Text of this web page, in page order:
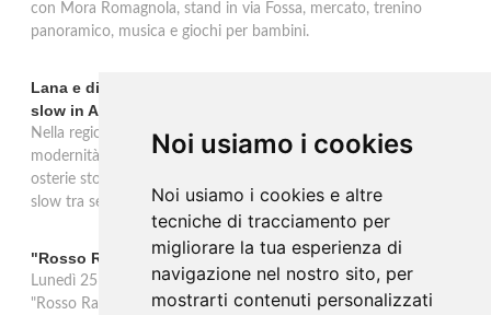
Noi usiamo i cookies
Noi usiamo i cookies e altre
tecniche di tracciamento per
migliorare la tua esperienza di
navigazione nel nostro sito, per
mostrarti contenuti personalizzati
con Mora Romagnola, stand in via Fossa, mercato, trenino
panoramico, musica e giochi per bambini.
Lana e dintorni: Törggelen, vini d'eccellenza e vacanze
slow in Alto Adige
Nella regione di Lana in Alto Adige tradizione contadina e
modernità si fondono in un'esperienza autentica. Törggelen nelle
osterie storiche, vini da antiche tradizioni vitivinicole e vacanze
slow tra sentieri delle rogge e produttori locali.
"Rosso Rame" in scena a Collepasso il 25 agosto
Lunedì 25 agosto al Palazzo Baronale di Collepasso va in scena
"Rosso Rame", spettacolo di Mary Negro e Gabriele Polimeno